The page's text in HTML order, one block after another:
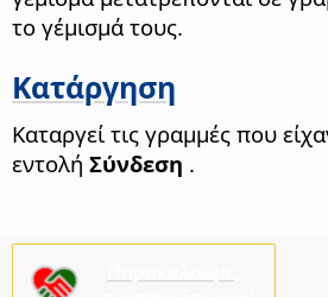
το γέμισμά τους.
Κατάργηση
Καταργεί τις γραμμές που
εντολή Σύνδεση .